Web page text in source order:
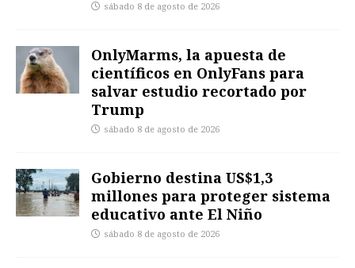
sábado 8 de agosto de 2026
OnlyMarms, la apuesta de
científicos en OnlyFans para
salvar estudio recortado por
Trump
sábado 8 de agosto de 2026
Gobierno destina US$1,3
millones para proteger sistema
educativo ante El Niño
sábado 8 de agosto de 2026